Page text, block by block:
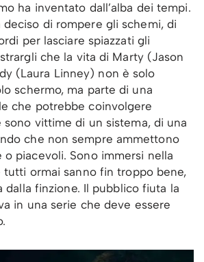
ha inventato dall’alba dei tempi.
deciso di rompere gli schemi, di
per lasciare spiazzati gli
che la vita di Marty (Jason
(Laura Linney) non è solo
schermo, ma parte di una
che potrebbe coinvolgere
sono vittime di un sistema, di una
che non sempre ammettono
o piacevoli. Sono immersi nella
tutti ormai sanno fin troppo bene,
dalla finzione. Il pubblico fiuta la
in una serie che deve essere